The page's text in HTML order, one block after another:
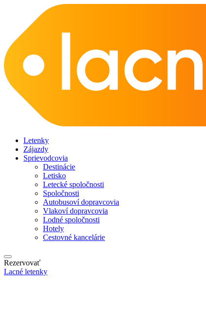
Letenky
Zájazdy
Sprievodcovia
Destinácie
Letisko
Letecké spoločnosti
Spoločnosti
Autobusoví dopravcovia
Vlakoví dopravcovia
Lodné spoločnosti
Hotely
Cestovné kancelárie
Rezervovať
Lacné letenky